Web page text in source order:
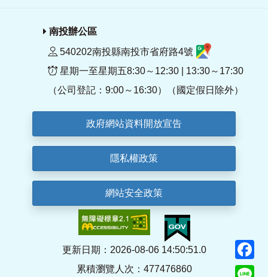
南投辦公區
540202南投縣南投市省府路4號
星期一至星期五8:30～12:30 | 13:30～17:30
（公司登記：9:00～16:30）（國定假日除外）
政府網站資料開放宣告
隱私權政策
網站安全政策
更新日期：2026-08-06 14:50:51.0
累積瀏覽人次：477476860